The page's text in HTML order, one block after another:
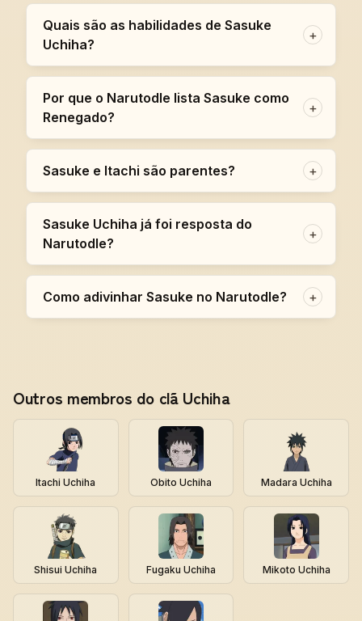
Quais são as habilidades de Sasuke
Uchiha?
+
Por que o Narutodle lista Sasuke como
Renegado?
+
Sasuke e Itachi são parentes? +
Sasuke Uchiha já foi resposta do
Narutodle?
+
Como adivinhar Sasuke no Narutodle? +
Outros membros do clã Uchiha
Itachi Uchiha Obito Uchiha Madara Uchiha
Shisui Uchiha Fugaku Uchiha Mikoto Uchiha